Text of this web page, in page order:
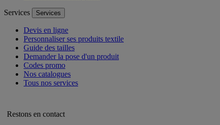
Services Services
Devis en ligne
Personnaliser ses produits textile
Guide des tailles
Demander la pose d'un produit
Codes promo
Nos catalogues
Tous nos services
Restons en contact